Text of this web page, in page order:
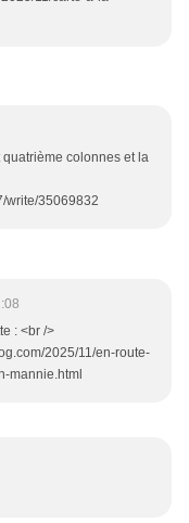
colonnes et la
write/35069832
: <br />
2025/11/en-route-
mannie.html